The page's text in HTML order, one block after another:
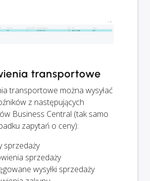
transportowe
transportowe można wysyłać
z następujących
Business Central (tak samo
zapytań o ceny):
sprzedaży
sprzedaży
wysyłki sprzedaży